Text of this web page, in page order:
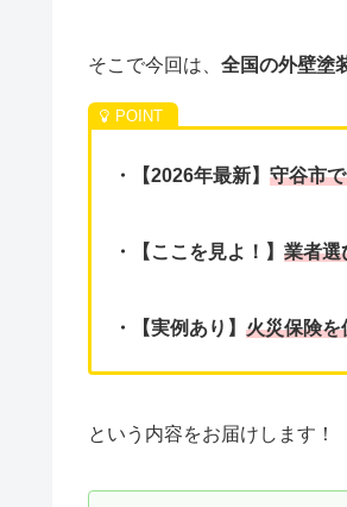
そこで今回は、 全国の外壁塗
・【2026年最新】 守谷市
・【ここを見よ！】 業者選
・【実例あり】 火災保険を
という内容をお届けします！